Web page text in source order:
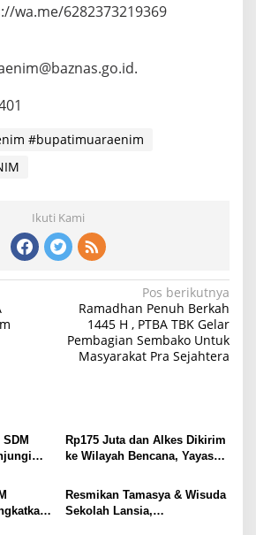
wa.me/6282373219369
#bupatimuaraenim
Ikuti Kami
Pos berikutnya
Ramadhan Penuh Berkah
1445 H , PTBA TBK Gelar
Pembagian Sembako Untuk
Masyarakat Pra Sejahtera
Rp175 Juta dan Alkes Dikirim
ke Wilayah Bencana, Yayasan
Bantuan Kemanusiaan
Resmikan Tamasya & Wisuda
Sekolah Lansia,